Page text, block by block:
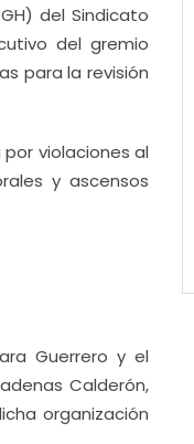
del Sindicato
del gremio
para la revisión
violaciones al
y ascensos
Guerrero y el
Calderón,
organización